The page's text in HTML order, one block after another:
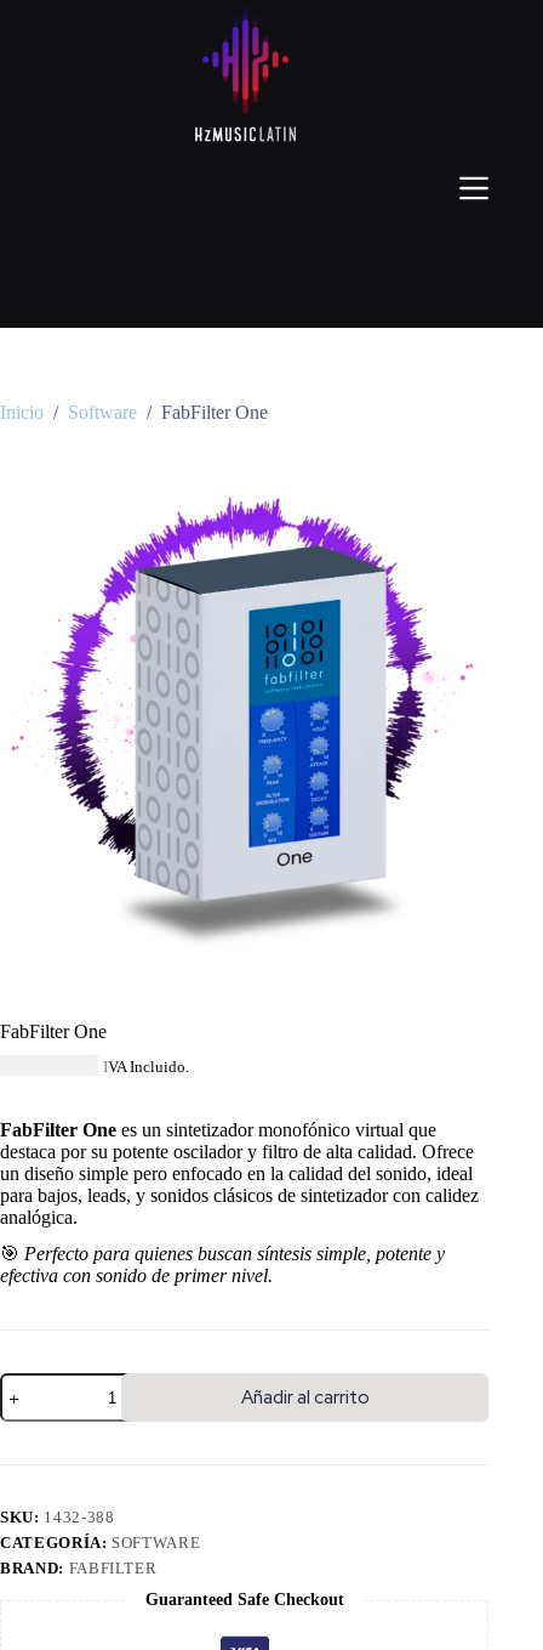
Inicio / Software / FabFilter One
FabFilter One
IVA Incluido.
FabFilter One es un sintetizador monofónico virtual que
destaca por su potente oscilador y filtro de alta calidad. Ofrece
un diseño simple pero enfocado en la calidad del sonido, ideal
para bajos, leads, y sonidos clásicos de sintetizador con calidez
analógica.
🎯 Perfecto para quienes buscan síntesis simple, potente y
efectiva con sonido de primer nivel.
Añadir al carrito
SKU: 1432-388
CATEGORÍA: SOFTWARE
BRAND: FABFILTER
Guaranteed Safe Checkout